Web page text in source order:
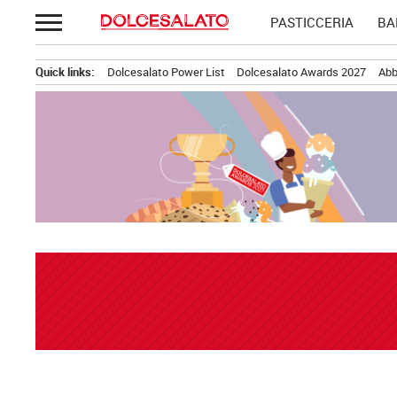
Passa
al
PASTICCERIA
Quick links: Dolcesalato Power List Dolcesalato Awards 2027